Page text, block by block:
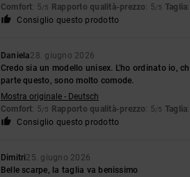
Comfort: 5/5 Rapporto qualità-prezzo: 5/5 Taglia
Consiglio questo prodotto
Daniela28. giugno 2026
Credo sia un modello unisex. L'ho ordinato io,
parte questo, sono molto comode.
Mostra originale - Deutsch
Comfort: 5/5 Rapporto qualità-prezzo: 5/5 Taglia
Consiglio questo prodotto
Dimitri25. giugno 2026
Belle scarpe, la taglia va benissimo